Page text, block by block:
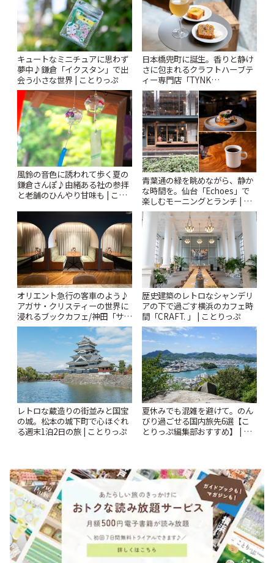
キュートなミニチュアに思わず
夢中♪鎌倉「イクスタン」で出
会う小さな世界 | ことりっぷ
日本橋兜町に誕生。香りと静け
さに包まれるクラフトハーブテ
ィー専門店「TYNK
Kabutocho」 | ことりっぷ
風鈴の音色に誘われて歩く夏の
鎌倉さんぽ♪由緒ある社の参拝
と老舗のひんやり甘味も | こと
青葉通の緑を眺めながら、静か
な時間を。仙台「Echoes」で
楽しむモーニングとランチ | こ
とりっぷ
オリエント急行の客車のよう♪
アガサ・クリスティーの世界に
浸れるブックカフェ/神田「サロ
ンクリスティ」 | ことりっぷ
歴史建築のレトロなシャンデリ
アの下で過ごす横浜のカフェ時
間「CRAFT. 」 | ことりっぷ
レトロな蔵造りの街並みと国宝
の城。松本の城下町で心ほぐれ
る週末1泊2日の旅 | ことりっぷ
夏休みでも混雑を避けて。のん
びり過ごせる国内旅先6選【こ
とりっぷ編集部おすすめ】 | こ